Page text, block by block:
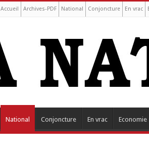
Accueil Archives-PDF National Conjoncture En vrac
National Conjoncture En vrac Economie